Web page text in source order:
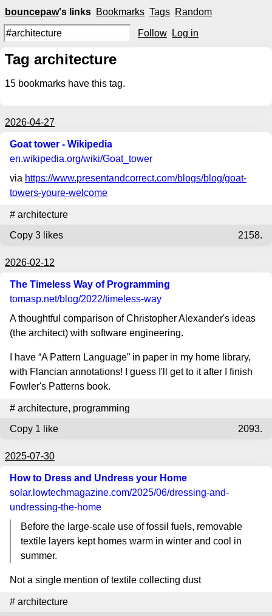
bouncepaw's links Bookmarks Tags Random
Follow Log in
Tag architecture
15 bookmarks have this tag.
2026-04-27
Goat tower - Wikipedia
en.wikipedia.org/wiki/Goat_tower
via https://www.presentandcorrect.com/blogs/blog/goat-
towers-youre-welcome
# architecture
Copy 3 likes 2158.
2026-02-12
The Timeless Way of Programming
tomasp.net/blog/2022/timeless-way
A thoughtful comparison of Christopher Alexander's ideas
(the architect) with software engineering.
I have “A Pattern Language” in paper in my home library,
with Flancian annotations! I guess I'll get to it after I finish
Fowler's Patterns book.
# architecture, programming
Copy 1 like 2093.
2025-07-30
How to Dress and Undress your Home
solar.lowtechmagazine.com/2025/06/dressing-and-
undressing-the-home
Before the large-scale use of fossil fuels, removable
textile layers kept homes warm in winter and cool in
summer.
Not a single mention of textile collecting dust
# architecture